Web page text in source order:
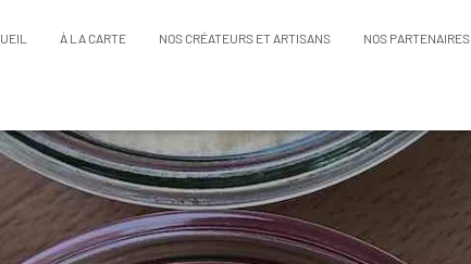
À LA CARTE NOS CRÉATEURS ET ARTISANS NOS PARTENAIRES